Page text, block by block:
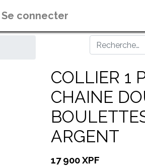
Se connecter
COLLIER 1
CHAINE
ARGENT
17 900XPF